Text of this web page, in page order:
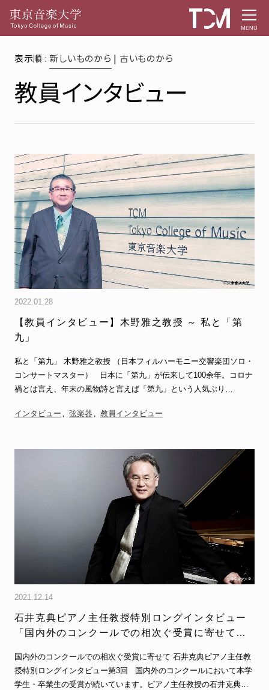
MENU
表示順 : 新しいものから | 古いものから
教員インタビュー
2022.01.28
【教員インタビュー】木野雅之教授 ～ 私と「第
九」
私と「第九」 木野雅之教授 （日本フィルハーモニー交響楽団ソロ・
コンサートマスター） 日本に「第九」が伝来して100余年。コロナ
禍とは言え、年末の風物詩と言えば「第九」という人気ぶり…
インタビュー 弦楽器 教員インタビュー
2021.12.14
石井克典ピアノ主任教授特別ロングインタビュー
「国内外のコンクールでの相次ぐ受賞に寄せて」
国内外のコンクールでの相次ぐ受賞に寄せて 石井克典ピアノ主任教
授特別ロングインタビュー第3回 国内外のコンクールにおいて本学
学生・卒業生の受賞が続いています。ピアノ主任教授の石井克典…